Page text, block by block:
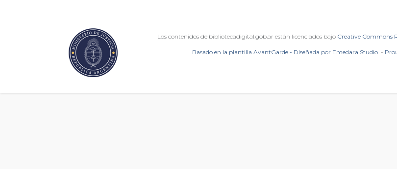
Los contenidos de bibliotecadigital.gob.ar están licenciados bajo Creative Commons
Basado en la plantilla AvantGarde - Diseñada por Emedara Studio. -